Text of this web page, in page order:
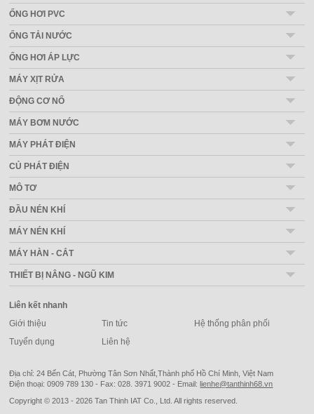
ỐNG HƠI PVC
ỐNG TẢI NƯỚC
ỐNG HƠI ÁP LỰC
MÁY XỊT RỬA
ĐỘNG CƠ NỔ
MÁY BƠM NƯỚC
MÁY PHÁT ĐIỆN
CỦ PHÁT ĐIỆN
MÔ TƠ
ĐẦU NÉN KHÍ
MÁY NÉN KHÍ
MÁY HÀN - CẮT
THIẾT BỊ NÂNG - NGŨ KIM
Liên kết nhanh
Giới thiệu
Tin tức
Hệ thống phân phối
Tuyển dụng
Liên hệ
Địa chỉ: 24 Bến Cát, Phường Tân Sơn Nhất,Thành phố Hồ Chí Minh, Việt Nam
Điện thoại: 0909 789 130 - Fax: 028. 3971 9002 - Email: lienhe@tanthinh68.vn
Copyright © 2013 - 2026 Tan Thinh IAT Co., Ltd. All rights reserved.